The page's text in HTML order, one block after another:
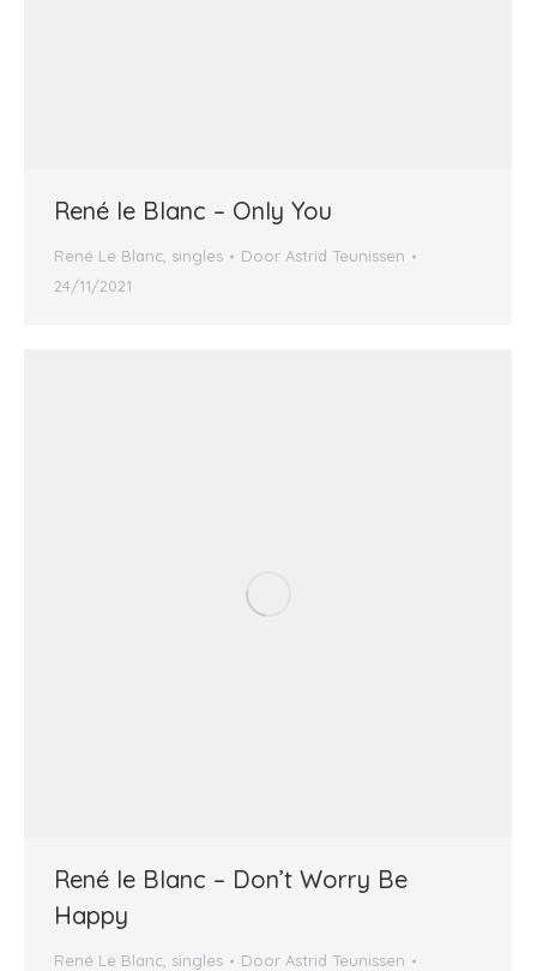
René le Blanc – Only You
René Le Blanc singles Door Astrid Teunissen
24/11/2021
René le Blanc – Don’t Worry Be
Happy
René Le Blanc singles Door Astrid Teunissen